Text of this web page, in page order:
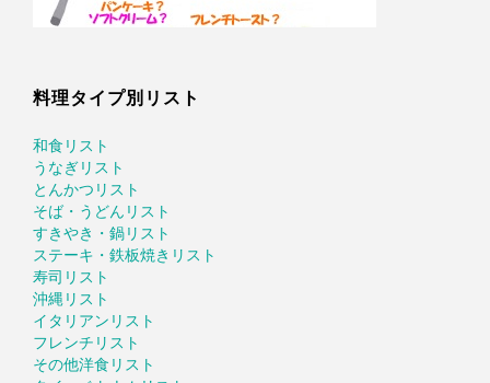
料理タイプ別リスト
和食リスト
うなぎリスト
とんかつリスト
そば・うどんリスト
すきやき・鍋リスト
ステーキ・鉄板焼きリスト
寿司リスト
沖縄リスト
イタリアンリスト
フレンチリスト
その他洋食リスト